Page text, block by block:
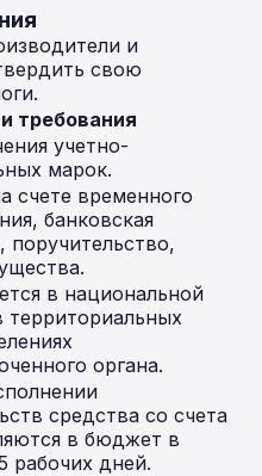
и
свою
требования
учетно-
марок.
счете временного
банковская
поручительство,
в национальной
территориальных
органа.
средства со счета
в бюджет в
рабочих дней.